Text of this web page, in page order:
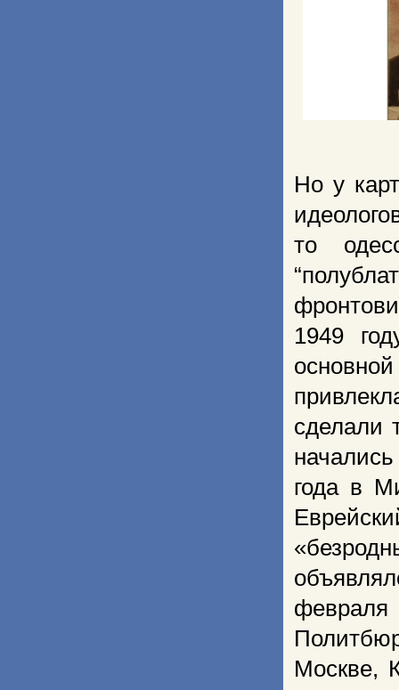
Но у
то
1949
сделали
года в
Москве,